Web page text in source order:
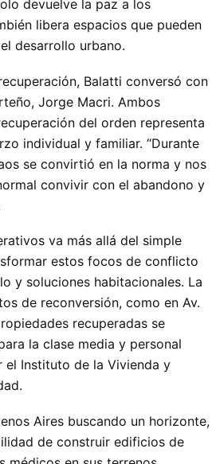
devuelve la paz a los
libera espacios que pueden
desarrollo urbano.
Balatti conversó con
Jorge Macri. Ambos
del orden representa
individual y familiar. “Durante
se convirtió en la norma y nos
convivir con el abandono y
va más allá del simple
estos focos de conflicto
y soluciones habitacionales. La
de reconversión, como en Av.
recuperadas se
la clase media y personal
el Instituto de la Vivienda y
Aires buscando un horizonte,
de construir edificios de